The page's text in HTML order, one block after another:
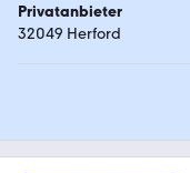
Privatanbieter
32049 Herford